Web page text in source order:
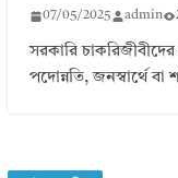
07/05/2025 admin
সরকারি
পদোন্নতি, জনস্বার্থে বা